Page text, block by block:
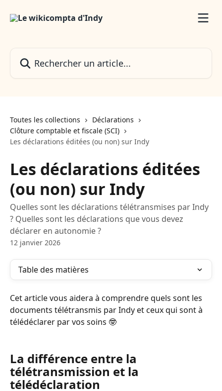
Toutes les collections
Déclarations
Clôture comptable et fiscale (SCI)
Les déclarations éditées (ou non) sur Indy
Les déclarations éditées
(ou non) sur Indy
Quelles sont les déclarations télétransmises par Indy
? Quelles sont les déclarations que vous devez
déclarer en autonomie ?
12 janvier 2026
Table des matières
Cet article vous aidera à comprendre quels sont les
documents télétransmis par Indy et ceux qui sont à
télédéclarer par vos soins 🤓
La différence entre la
télétransmission et la
télédéclaration